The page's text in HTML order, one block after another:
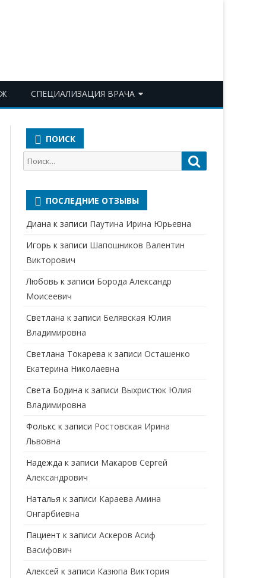
СПЕЦИАЛИЗАЦИЯ ВРАЧА
АЛЛЕРГОЛОГ-ИММУНОЛОГ
АНЕСТЕЗИОЛОГ-
БАКТЕРИОЛОГ
ВЕРТЕБРОЛОГ
ГАСТРОЭНТЕРОЛОГ
ГИНЕКОЛОГ
ГОМЕОПАТ
ДЕРМАТОЛОГ
ДЕТСКИЕ ВРАЧИ ДЕТСКИЙ КАРДИОЛОГ
ДЕТСКИЙ ХИРУРГ
ПЕРИНАТАЛЬНЫЙ ПСИХОЛОГ
КАРДИОЛОГ
КОСМЕТОЛОГ
МАССАЖИСТ
НАРКОЛОГ
ПОИСК
Поиск
для:
ПОСЛЕДНИЕ ОТЗЫВЫ
Диана к записи Паутина Ирина Юрьевна
Игорь к записи Шапошников Валентин
Викторович
Любовь к записи Борода Александр
Моисеевич
Светлана к записи Белявская Юлия
Владимировна
Cветлана Токарева к записиОсташенко
Екатерина Николаевна
Света Бодина к записи Выхристюк Юлия
Владимировна
Фолькс к записи Ростовская Ирина
Львовна
Надежда к записи Макаров Сергей
Александрович
Наталья к записи Караева Амина
Онгарбиевна
Пациент к записиАскеров Асиф
Васифович
Алексей к записи Казюпа Виктория